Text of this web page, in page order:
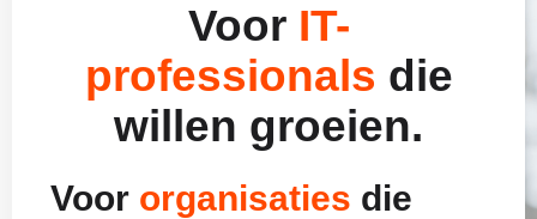
Voor IT-
professionals die
willen groeien.
Voor organisaties die